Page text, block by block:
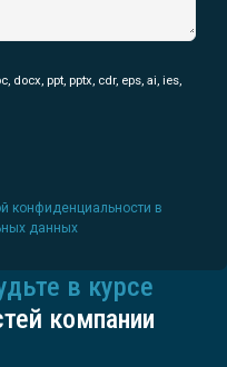
ppt, pptx, cdr, eps, ai, ies,
конфиденциальности в
данных
в курсе
компании